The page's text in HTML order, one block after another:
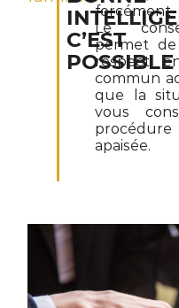
C’EST
POSSIBLE
Le
permet
respect,
commun
que la
vous
apaisée.